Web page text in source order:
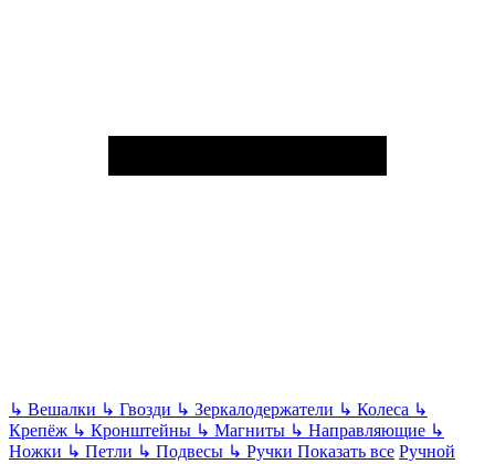
↳ Вешалки ↳ Гвозди ↳ Зеркалодержатели ↳ Колеса ↳
Крепёж ↳ Кронштейны ↳ Магниты ↳ Направляющие ↳
Ножки ↳ Петли ↳ Подвесы ↳ Ручки Показать все Ручной